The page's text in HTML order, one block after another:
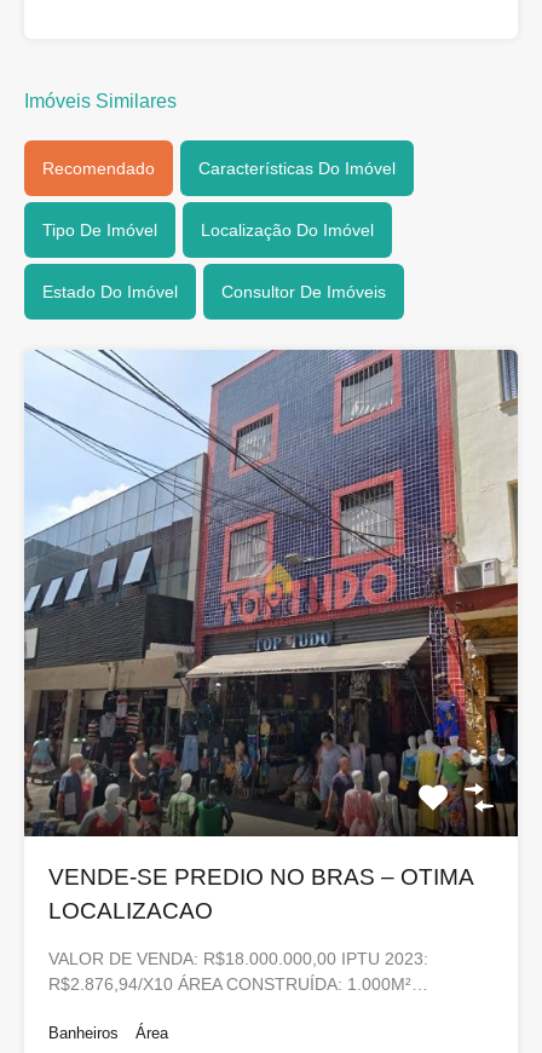
Imóveis Similares
Recomendado Características Do Imóvel
Tipo De Imóvel Localização Do Imóvel
Estado Do Imóvel Consultor De Imóveis
VENDE-SE PREDIO NO BRAS – OTIMA
LOCALIZACAO
VALOR DE VENDA: R$18.000.000,00 IPTU 2023:
R$2.876,94/X10 ÁREA CONSTRUÍDA: 1.000M²…
Banheiros
Área